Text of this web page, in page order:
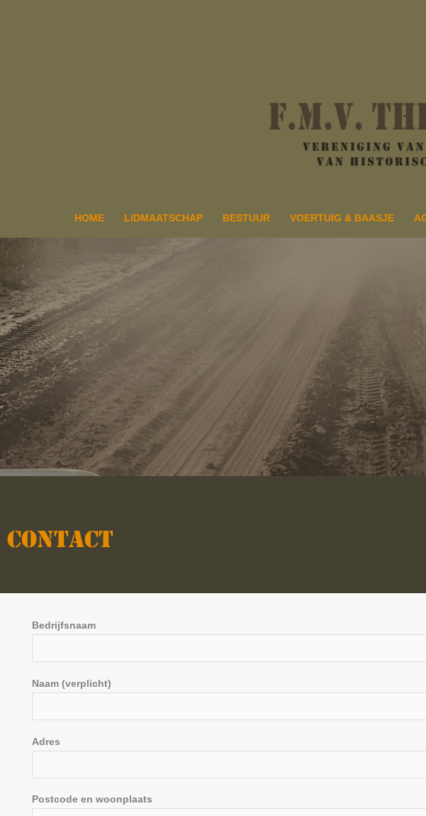
HOME LIDMAATSCHAP BESTUUR VOERTUIG & BAASJE
CONTACT
Bedrijfsnaam
Naam (verplicht)
Adres
Postcode en woonplaats